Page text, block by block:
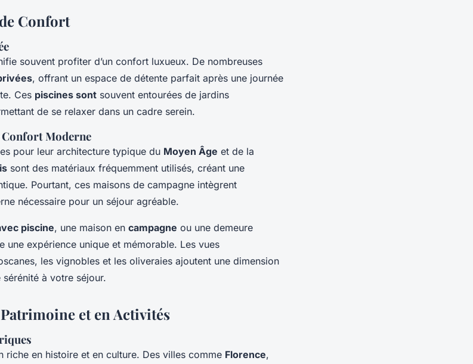
Confort
souvent profiter d’un confort luxueux. De nombreuses
, offrant un espace de détente parfait après une journée
Ces piscines sont souvent entourées de jardins
de se relaxer dans un cadre serein.
Confort Moderne
pour leur architecture typique du Moyen Âge et de la
sont des matériaux fréquemment utilisés, créant une
Pourtant, ces maisons de campagne intègrent
nécessaire pour un séjour agréable.
piscine, une maison en campagne ou une demeure
une expérience unique et mémorable. Les vues
les vignobles et les oliveraies ajoutent une dimension
à votre séjour.
et en Activités
riche en histoire et en culture. Des villes comme Florence,